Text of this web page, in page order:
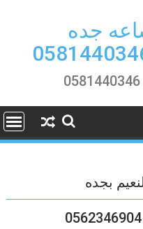
جده
بجده